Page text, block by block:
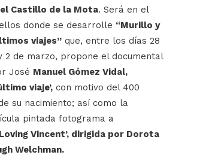
Castillo de la Mota. Será en el
donde se desarrolle “Murillo y
viajes” que, entre los días 28
2 de marzo, propone el documental
José Manuel Gómez Vidal,
viaje’, con motivo del 400
su nacimiento; así como la
pintada fotograma a
Vincent’, dirigida por Dorota
Welchman.